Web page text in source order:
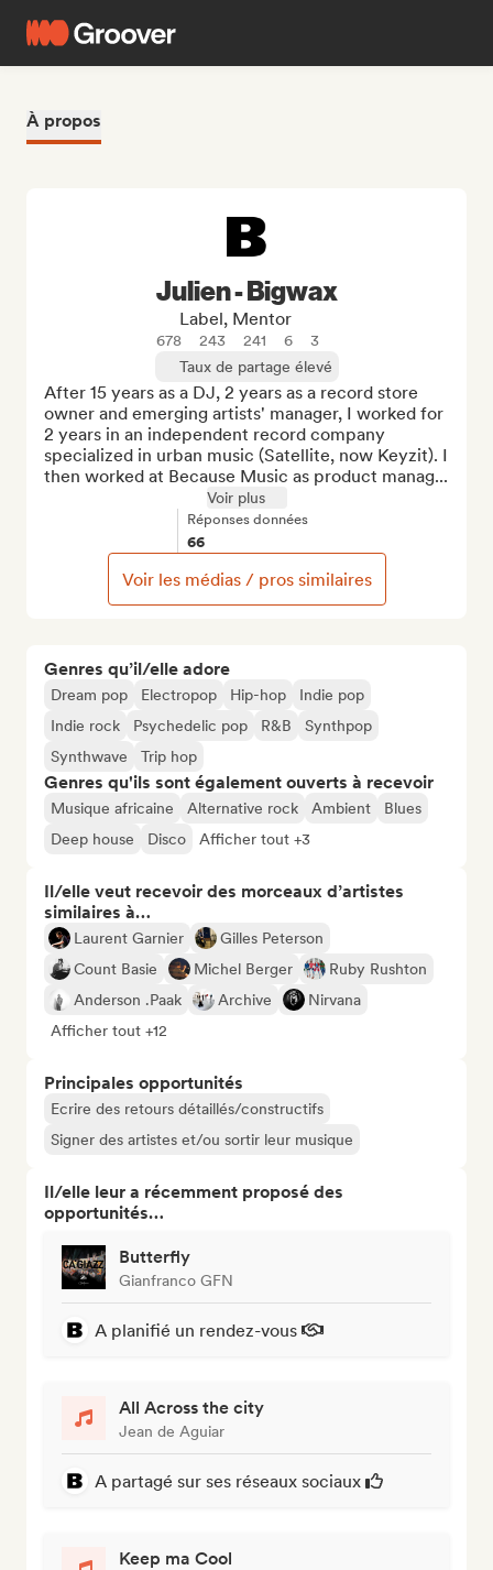
À propos
Genres qu’il/elle adore
Dream pop Electropop Hip-hop
Indie pop
Indie rock
Psychedelic pop R&B
Synthpop
Synthwave
Trip hop
Genres qu'ils sont également ouverts à recevoir
Musique africaine Alternative rock Ambient
Blues
Deep house
Disco Afficher tout +3
Il/elle veut recevoir des morceaux d’artistes
similaires à…
Laurent Garnier
Gilles Peterson
Count Basie
Michel Berger
Ruby Rushton
Anderson .Paak
Archive
Nirvana
Afficher tout +12
Principales opportunités
Ecrire des retours détaillés/constructifs
Signer des artistes et/ou sortir leur musique
Il/elle leur a récemment proposé des
opportunités…
Butterfly
Gianfranco GFN
A planifié un rendez-vous
All Across the city
Jean de Aguiar
A partagé sur ses réseaux sociaux
Keep ma Cool
Julien - Bigwax
Label, Mentor
678 243 241 6
3
Taux de partage élevé
After 15 years as a DJ, 2 years as a record store
owner and emerging artists' manager, I worked for
2 years in an independent record company
specialized in urban music (Satellite, now Keyzit). I
then worked at Because Music as product manag...
Voir plus
Réponses données
66
Voir les médias / pros similaires